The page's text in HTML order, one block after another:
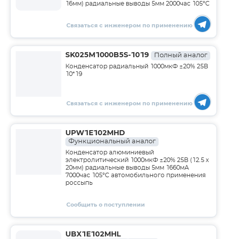
16мм) радиальные выводы 5мм 2000час 105°C
Связаться с инженером по применению
SK025M1000B5S-1019 Полный аналог
Конденсатор радиальный 1000мкФ ±20% 25В
10*19
Связаться с инженером по применению
UPW1E102MHD
Функциональный аналог
Конденсатор алюминиевый
электролитический 1000мкФ ±20% 25В (12.5 х
20мм) радиальные выводы 5мм 1660мА
7000час 105°С автомобильного применения
россыпь
Сообщить о поступлении
UBX1E102MHL